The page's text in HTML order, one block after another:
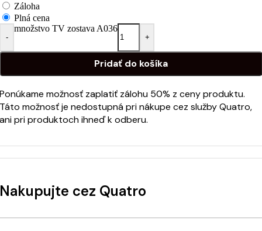
Záloha
Plná cena
-
množstvo TV zostava A036
+
Pridať do košíka
Ponúkame možnosť zaplatiť zálohu 50% z ceny produktu.
Táto možnosť je nedostupná pri nákupe cez služby Quatro,
ani pri produktoch ihneď k odberu.
Nakupujte cez Quatro